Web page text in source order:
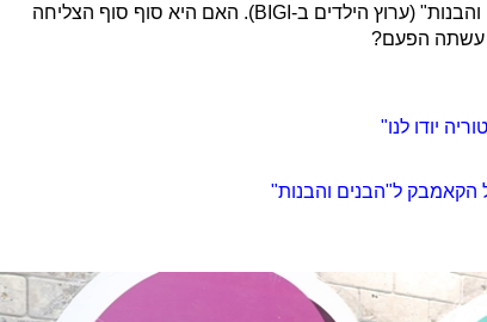
בהקרנה מיוחדת של כוכבי "הבנים והבנות" (ערוץ הילדים ב-BIGI). האם היא סוף סוף הצליחה
עשתה הפעם?
הקאמבק ל"הבנים והבנות"